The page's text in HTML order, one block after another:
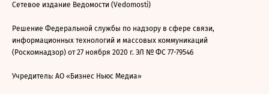
Сетевое издание Ведомости (Vedomosti)
Решение Федеральной службы по надзору в сфере связи,
информационных технологий и массовых коммуникаций
(Роскомнадзор) от 27 ноября 2020 г. ЭЛ № ФС 77-79546
Учредитель: АО «Бизнес Ньюс Медиа»